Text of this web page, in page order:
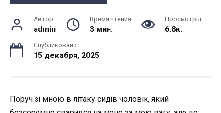
Автор
admin
Время чтения
3 мин.
Просмотры
6.8к.
Опубликовано
15 декабря, 2025
Поруч зі мною в літаку сидів чоловік, який